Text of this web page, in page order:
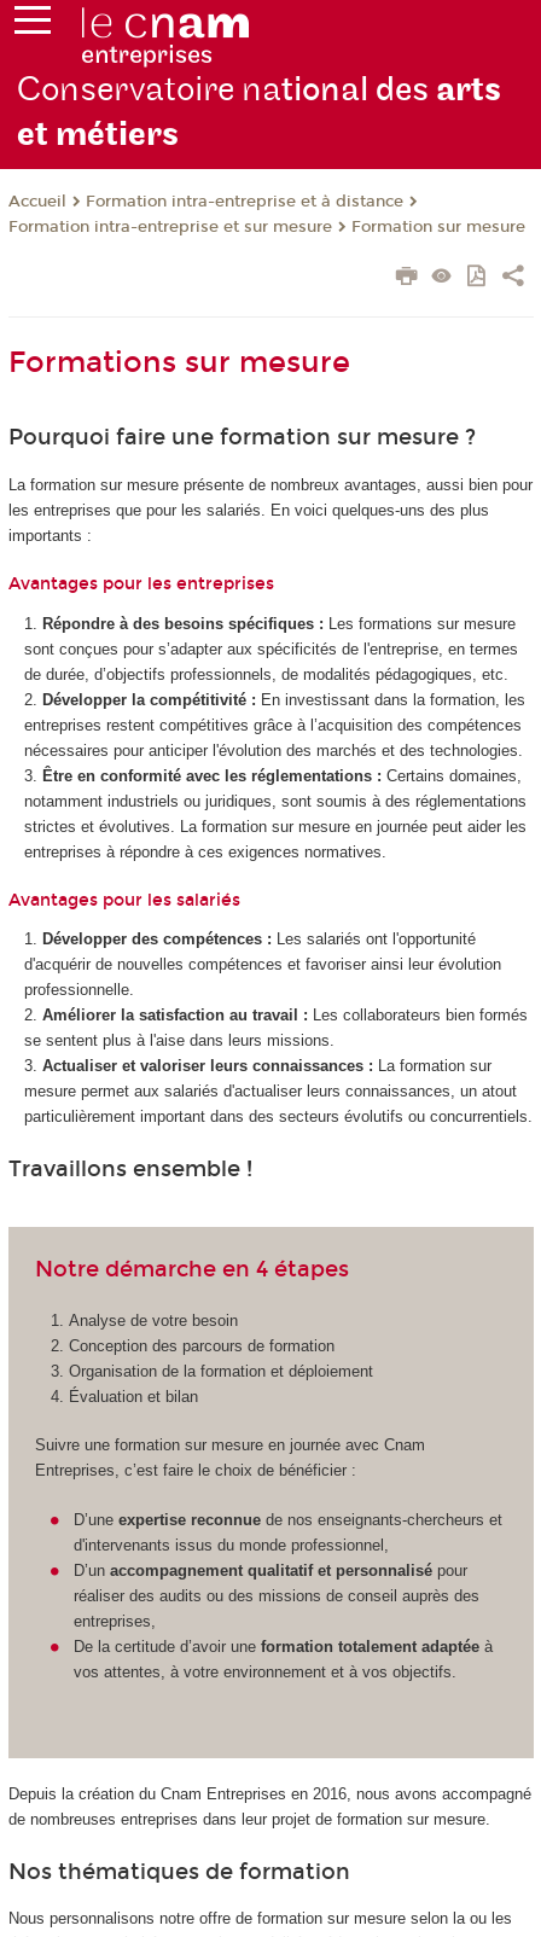
Conservatoire national des arts
et métiers
Accueil
Formation intra-entreprise et à distance
Formation intra-entreprise et sur mesure
Formation sur mesure
Formations sur mesure
Pourquoi faire une formation sur mesure ?
La formation sur mesure présente de nombreux avantages, aussi bien pour
les entreprises que pour les salariés. En voici quelques-uns des plus
importants :
Avantages pour les entreprises
Répondre à des besoins spécifiques : Les formations sur mesure
sont conçues pour s’adapter aux spécificités de l'entreprise, en termes
de durée, d’objectifs professionnels, de modalités pédagogiques, etc.
Développer la compétitivité : En investissant dans la formation, les
entreprises restent compétitives grâce à l’acquisition des compétences
nécessaires pour anticiper l'évolution des marchés et des technologies.
Être en conformité avec les réglementations : Certains domaines,
notamment industriels ou juridiques, sont soumis à des réglementations
strictes et évolutives. La formation sur mesure en journée peut aider les
entreprises à répondre à ces exigences normatives.
Avantages pour les salariés
Développer des compétences : Les salariés ont l'opportunité
d'acquérir de nouvelles compétences et favoriser ainsi leur évolution
professionnelle.
Améliorer la satisfaction au travail : Les collaborateurs bien formés
se sentent plus à l'aise dans leurs missions.
Actualiser et valoriser leurs connaissances : La formation sur
mesure permet aux salariés d'actualiser leurs connaissances, un atout
particulièrement important dans des secteurs évolutifs ou concurrentiels.
Travaillons ensemble !
Notre démarche en 4 étapes
Analyse de votre besoin
Conception des parcours de formation
Organisation de la formation et déploiement
Évaluation et bilan
Suivre une formation sur mesure en journée avec Cnam
Entreprises, c’est faire le choix de bénéficier :
D’uneexpertise reconnue de nos enseignants-chercheurs et
d'intervenants issus du monde professionnel,
D’unaccompagnement qualitatif et personnalisé pour
réaliser des audits ou des missions de conseil auprès des
entreprises,
De la certitude d’avoir uneformation totalement adaptée à
vos attentes, à votre environnement et à vos objectifs.
Depuis la création du Cnam Entreprises en 2016, nous avons accompagné
de nombreuses entreprises dans leur projet de formation sur mesure.
Nos thématiques de formation
Nous personnalisons notre offre de formation sur mesure selon la ou les